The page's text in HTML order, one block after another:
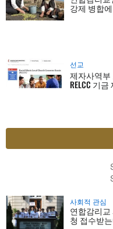
강제 병합
선교
제자사역부
RELCC 기금
사회적 관심
연합감리교
청 접수받